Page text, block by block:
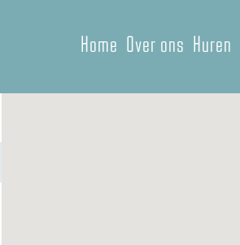
Home Over ons Huren